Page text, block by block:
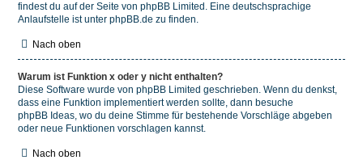
findest du auf der Seite von phpBB Limited . Eine deutschsprachige
Anlaufstelle ist unter phpBB.de zu finden.
Nach oben
Warum ist Funktion x oder y nicht enthalten?
Diese Software wurde von phpBB Limited geschrieben. Wenn du denkst,
dass eine Funktion implementiert werden sollte, dann besuche
phpBB Ideas, wo du deine Stimme für bestehende Vorschläge abgeben
oder neue Funktionen vorschlagen kannst.
Nach oben